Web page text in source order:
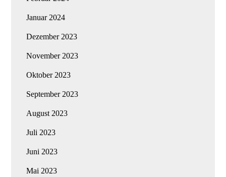
Januar 2024
Dezember 2023
November 2023
Oktober 2023
September 2023
August 2023
Juli 2023
Juni 2023
Mai 2023